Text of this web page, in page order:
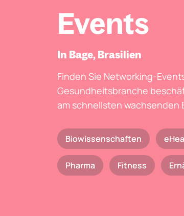
Events
In Bage, Brasilien
Finden Sie Networking-
Gesundheitsbranche
am schnellsten wachsenden
Biowissenschaften
Pharma Fitness